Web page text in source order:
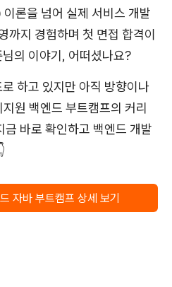
론을 넘어 실제 서비스 개발
까지 경험하며 첫 면접 합격이
의 이야기, 어떠셨나요?
하고 있지만 아직 방향이나
원 백엔드 부트캠프의 커리
바로 확인하고 백엔드 개발
자바 부트캠프 상세 보기